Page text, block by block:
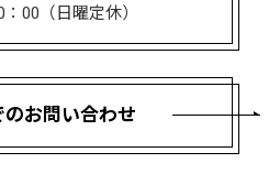
00（日曜定休）
のお問い合わせ